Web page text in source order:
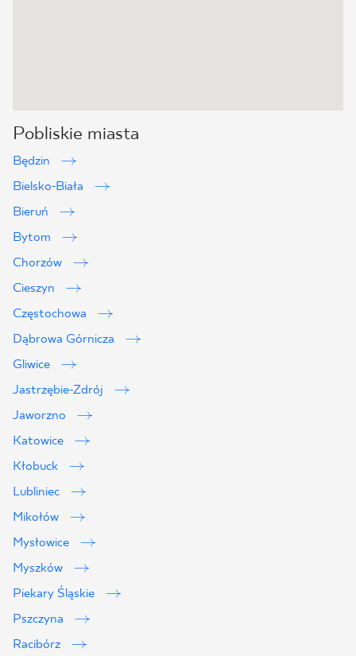
Pobliskie miasta
Będzin
Bielsko-Biała
Bieruń
Bytom
Chorzów
Cieszyn
Częstochowa
Dąbrowa Górnicza
Gliwice
Jastrzębie-Zdrój
Jaworzno
Katowice
Kłobuck
Lubliniec
Mikołów
Mysłowice
Myszków
Piekary Śląskie
Pszczyna
Racibórz